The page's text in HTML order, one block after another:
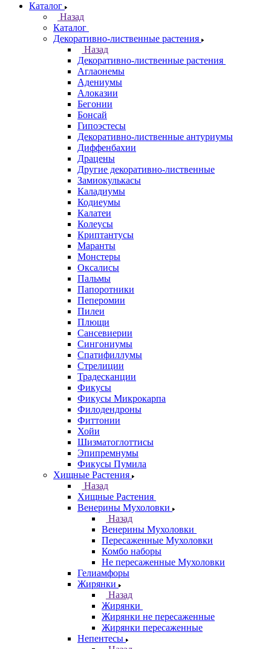
Каталог
Назад
Каталог
Декоративно-лиственные растения
Назад
Декоративно-лиственные растения
Аглаонемы
Адениумы
Алоказии
Бегонии
Бонсай
Гипоэстесы
Декоративно-лиственные антуриумы
Диффенбахии
Драцены
Другие декоративно-лиственные
Замиокулькасы
Каладиумы
Кодиеумы
Калатеи
Колеусы
Криптантусы
Маранты
Монстеры
Оксалисы
Пальмы
Папоротники
Пеперомии
Пилеи
Плющи
Сансевиерии
Сингониумы
Спатифиллумы
Стрелиции
Традесканции
Фикусы
Фикусы Микрокарпа
Филодендроны
Фиттонии
Хойи
Шизматоглоттисы
Эпипремнумы
Фикусы Пумила
Хищные Растения
Назад
Хищные Растения
Венерины Мухоловки
Назад
Венерины Мухоловки
Пересаженные Мухоловки
Комбо наборы
Не пересаженные Мухоловки
Гелиамфоры
Жирянки
Назад
Жирянки
Жирянки не пересаженные
Жирянки пересаженные
Непентесы